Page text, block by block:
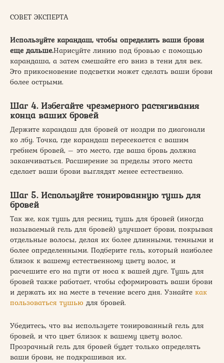
СОВЕТ ЭКСПЕРТА
Используйте карандаш, чтобы определить ваши брови
еще дальше.Нарисуйте линию под бровью с помощью
карандаша, а затем смешайте его вниз в тени для век.
Это прикосновение подсветки может сделать ваши брови
более острыми.
Шаг 4. Избегайте чрезмерного растягивания
конца ваших бровей
Держите карандаш для бровей от ноздри по диагонали
ко лбу. Точка, где карандаш пересекается с вашим
гребнем бровей, – это место, где ваша бровь должна
заканчиваться. Расширение за пределы этого места
сделает ваши брови выглядят менее естественно.
Шаг 5. Используйте тонированную тушь для
бровей
Так же, как тушь для ресниц, тушь для бровей (иногда
называемый гель для бровей) улучшает брови, покрывая
отдельные волосы, делая их более длинными, темными и
более определенными. Подберите гель, который наиболее
близок к вашему естественному цвету волос, и
расчешите его на пути от носа к вашей дуге. Тушь для
бровей также работает, чтобы сформировать ваши брови
и держать их на месте в течение всего дня. Узнайте как
пользоваться тушью для бровей.
Убедитесь, что вы используете тонированный гель для
бровей, и что цвет близок к вашему цвету волос.
Прозрачный гель для бровей будет только определять
ваши брови, не подкрашивая их.